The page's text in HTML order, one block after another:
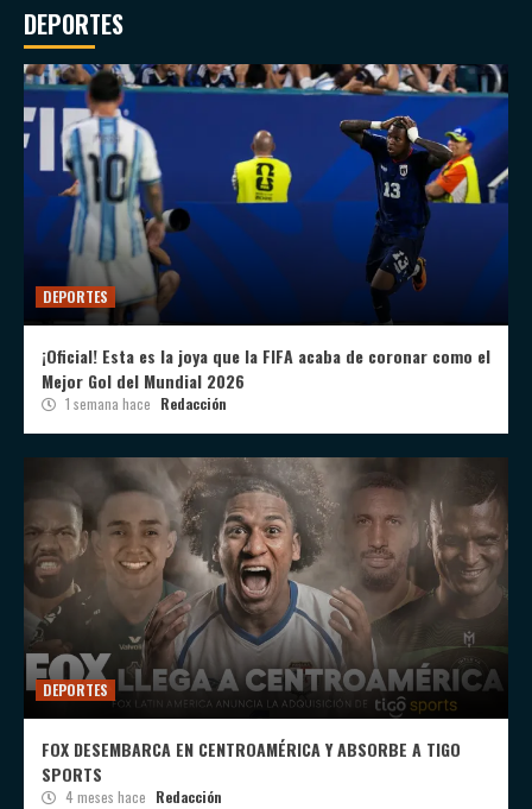
DEPORTES
DEPORTES
¡Oficial! Esta es la joya que la FIFA acaba de coronar como el
Mejor Gol del Mundial 2026
1 semana hace Redacción
DEPORTES
FOX DESEMBARCA EN CENTROAMÉRICA Y ABSORBE A TIGO
SPORTS
4 meses hace Redacción